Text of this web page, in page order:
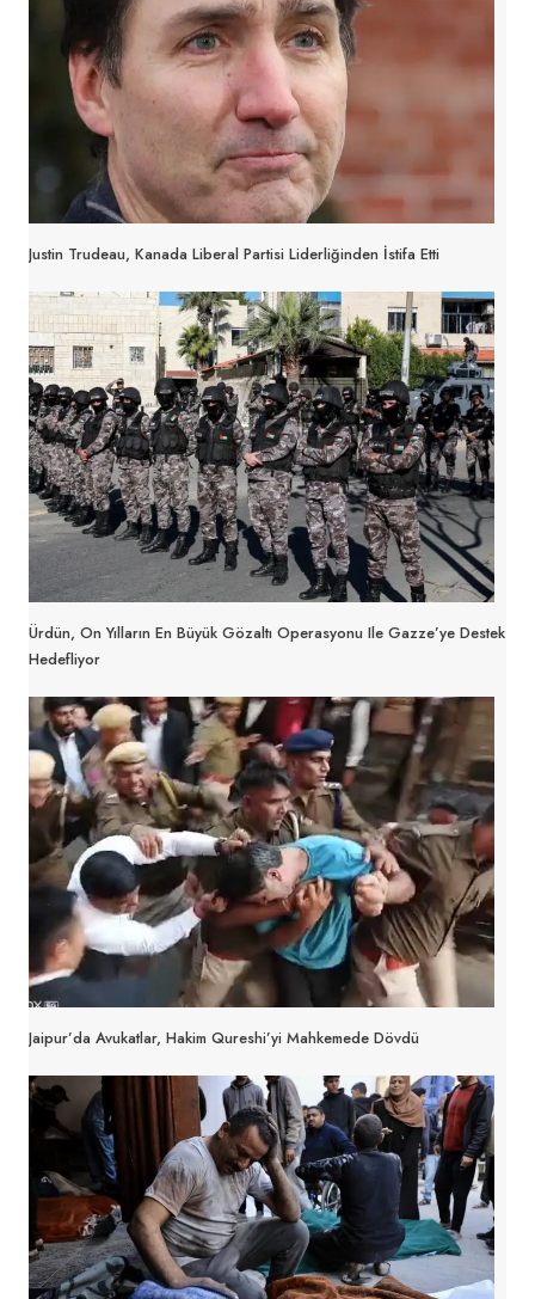
Justin Trudeau, Kanada Liberal Partisi Liderliğinden İstifa Etti
Ürdün, On Yılların En Büyük Gözaltı Operasyonu Ile Gazze’ye Destek
Hedefliyor
Jaipur’da Avukatlar, Hakim Qureshi’yi Mahkemede Dövdü